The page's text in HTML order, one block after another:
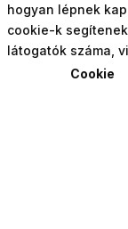
hogyan lépnek
cookie-k
látogatók száma,
Cookie